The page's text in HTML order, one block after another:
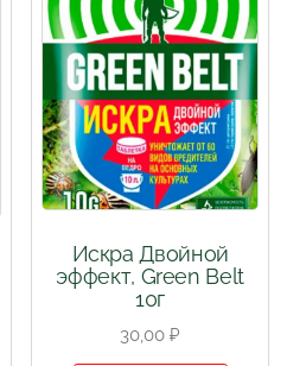
Искра Двойной
эффект, Green Belt
10г
30,00₽